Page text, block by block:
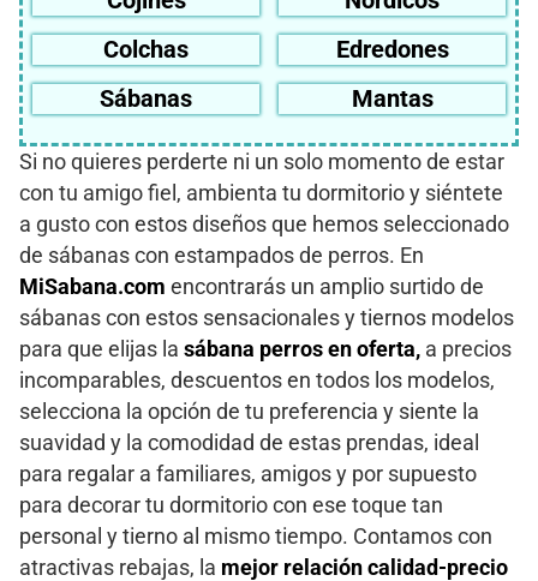
Colchas
Edredones
Sábanas
Mantas
Si no quieres perderte ni un solo momento de estar
con tu amigo fiel, ambienta tu dormitorio y siéntete
a gusto con estos diseños que hemos seleccionado
de sábanas con estampados de perros. En
MiSabana.com encontrarás un amplio surtido de
sábanas con estos sensacionales y tiernos modelos
para que elijas la sábana perros en oferta, a precios
incomparables, descuentos en todos los modelos,
selecciona la opción de tu preferencia y siente la
suavidad y la comodidad de estas prendas, ideal
para regalar a familiares, amigos y por supuesto
para decorar tu dormitorio con ese toque tan
personal y tierno al mismo tiempo. Contamos con
atractivas rebajas, la mejor relación calidad-precio